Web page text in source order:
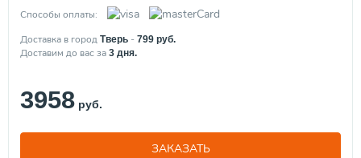
Способы оплаты:
Доставка в город Тверь - 799 руб.
Доставим до вас за 3 дня.
3958 руб.
ЗАКАЗАТЬ